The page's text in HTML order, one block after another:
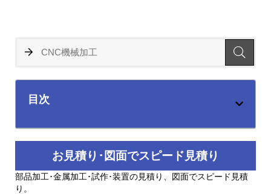
目次
お見積り･図面でスピード見積り
部品加工･金属加工･試作･装置の見積り、図面でスピード見積
り。